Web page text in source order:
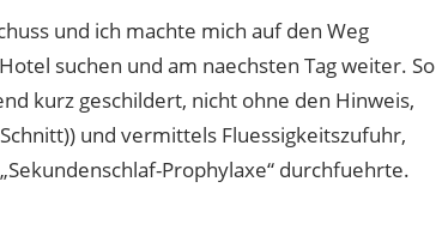
und ich machte mich auf den Weg
suchen und am naechsten Tag weiter. So
kurz geschildert, nicht ohne den Hinweis,
und vermittels Fluessigkeitszufuhr,
Prophylaxe“ durchfuehrte.